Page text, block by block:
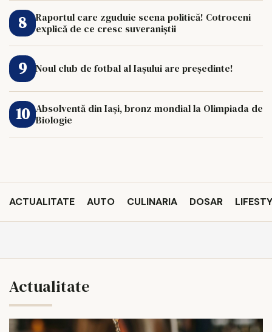
Raportul care zguduie scena politică! Cotroceni
explică de ce cresc suveraniștii
Noul club de fotbal al Iașului are președinte!
Absolventă din Iași, bronz mondial la Olimpiada de
Biologie
ACTUALITATE AUTO CULINARIA DOSAR
Actualitate